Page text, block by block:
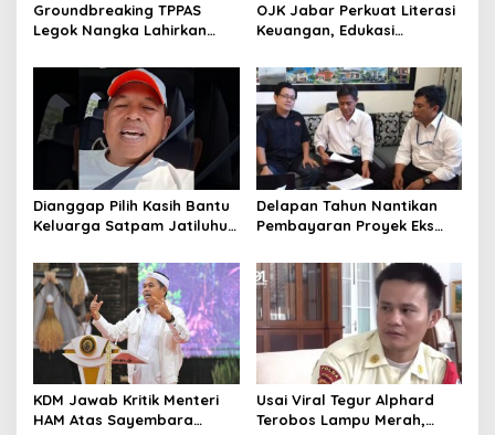
Groundbreaking TPPAS
Legok Nangka Lahirkan
Penyelesaian Sampah
Bandung Raya
OJK Jabar Perkuat Literasi
Keuangan, Edukasi
Pertumbuhan Ekonomi
Dianggap Pilih Kasih Bantu
Keluarga Satpam Jatiluhur
Penjelasan Dedi Mulyadi
Delapan Tahun Nantikan
Pembayaran Proyek Eks
Tasikmalaya Akui Merugi 3,9
Miliar
KDM Jawab Kritik Menteri
HAM Atas Sayembara
Usai Viral Tegur Alphard
Terobos Lampu Merah,